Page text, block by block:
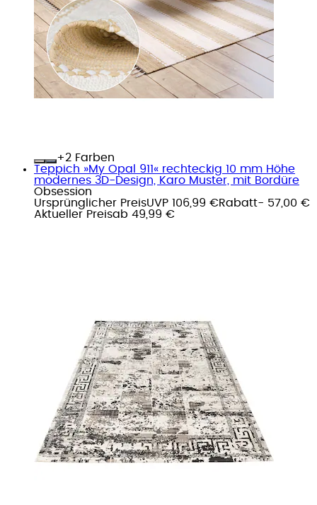
+
Farben
Teppich »My Opal 911« rechteckig 10 mm Höhe
modernes 3D-Design, Karo Muster, mit Bordüre
Obsession
Ursprünglicher PreisUVP 106,99 €Rabatt- 57,00 €
Aktueller Preisab 49,99 €